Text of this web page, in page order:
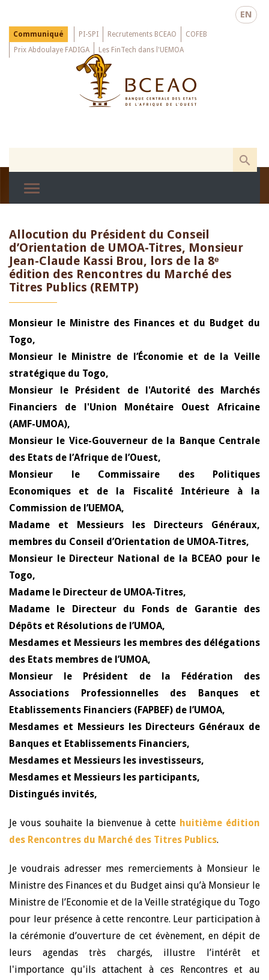
main
EN
Menu
Top
Communiqué PI-SPI Recrutements BCEAO
COFEB
Prix Abdoulaye FADIGA
Les FinTech dans l'UEMOA
Allocution du Président du Conseil
d’Orientation de UMOA-Titres, Monsieur
Jean-Claude Kassi Brou, lors de la 8ᵉ
édition des Rencontres du Marché des
Titres Publics (REMTP)
Monsieur le Ministre des Finances et du Budget du
Togo,
Monsieur le Ministre de l’Économie et de la Veille
stratégique du Togo,
Monsieur le Président de l'Autorité des Marchés
Financiers de l'Union Monétaire Ouest Africaine
(AMF-UMOA),
Monsieur le Vice-Gouverneur de la Banque Centrale
des Etats de l’Afrique de l’Ouest,
Monsieur le Commissaire des Politiques
Economiques et de la Fiscalité Intérieure à la
Commission de l’UEMOA,
Madame et Messieurs les Directeurs Généraux,
membres du Conseil d’Orientation de UMOA-Titres,
Monsieur le Directeur National de la BCEAO pour le
Togo,
Madame le Directeur de UMOA-Titres,
Madame le Directeur du Fonds de Garantie des
Dépôts et Résolutions de l’UMOA,
Mesdames et Messieurs les membres des délégations
des Etats membres de l’UMOA,
Monsieur le Président de la Fédération des
Associations Professionnelles des Banques et
Etablissements Financiers (FAPBEF) de l’UMOA,
Mesdames et Messieurs les Directeurs Généraux de
Banques et Etablissements Financiers,
Mesdames et Messieurs les investisseurs,
Mesdames et Messieurs les participants,
Distingués invités,
Je vous souhaite la bienvenue à cette huitième édition
des Rencontres du Marché des Titres Publics.
Je voudrais adresser mes remerciements à Monsieur le
Ministre des Finances et du Budget ainsi qu’à Monsieur le
Ministre de l’Economie et de la Veille stratégique du Togo
pour leur présence à cette rencontre. Leur participation à
la cérémonie d’ouverture de cet évènement, en dépit de
leurs agendas très chargés, illustre l’intérêt et
l'importance qu'ils attachent à ces Rencontres et au